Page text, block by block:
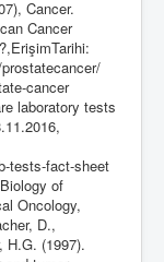
Cancer.
Cancer
cancer
laboratory tests
tests-fact-sheet
of
Oncology,
D.,
H.G. (1997).